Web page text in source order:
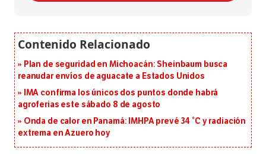
Plan de seguridad en Michoacán: Sheinbaum busca
reanudar envíos de aguacate a Estados Unidos
IMA confirma los únicos dos puntos donde habrá
agroferias este sábado 8 de agosto
Onda de calor en Panamá: IMHPA prevé 34 °C y radiación
extrema en Azuero hoy